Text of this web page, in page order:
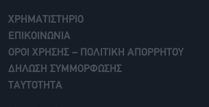
ΧΡΗΜΑΤΙΣΤΗΡΙΟ
ΕΠΙΚΟΙΝΩΝΙΑ
ΟΡΟΙ ΧΡΗΣΗΣ – ΠΟΛΙΤΙΚΗ ΑΠΟΡΡΗΤΟΥ
ΔΗΛΩΣΗ ΣΥΜΜΟΡΦΩΣΗΣ
ΤΑΥΤΟΤΗΤΑ